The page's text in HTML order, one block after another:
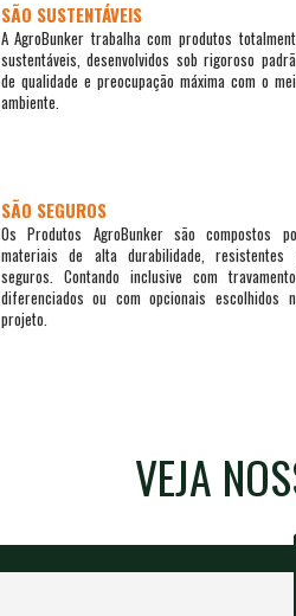
SÃO SUSTENTÁVEIS
A AgroBunker trabalha com produtos
sustentáveis, desenvolvidos sob rigoroso
de qualidade e preocupação máxima com o
ambiente.
SÃO SEGUROS
Os Produtos AgroBunker são compostos
materiais de alta durabilidade, resistentes
seguros. Contando inclusive com
diferenciados ou com opcionais escolhidos
projeto.
VEJA